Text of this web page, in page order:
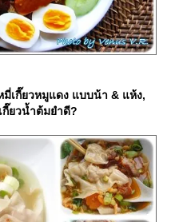
เกี๊ยวหมูแดง แบบน้า & แห้ง,
กี๊ยวน้ำต้มยำดี?